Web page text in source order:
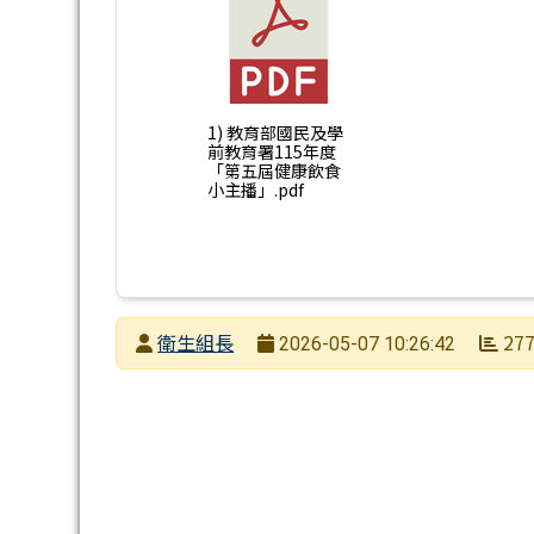
1) 教育部國民及學
前教育署115年度
「第五屆健康飲食
小主播」.pdf
發布者衛生組長
2026-05-07 10:26:42